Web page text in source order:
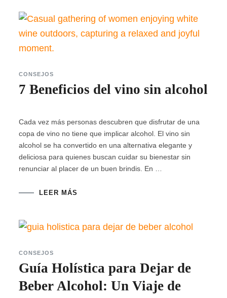
CONSEJOS
7 Beneficios del vino sin alcohol
Cada vez más personas descubren que disfrutar de una
copa de vino no tiene que implicar alcohol. El vino sin
alcohol se ha convertido en una alternativa elegante y
deliciosa para quienes buscan cuidar su bienestar sin
renunciar al placer de un buen brindis. En …
LEER MÁS
CONSEJOS
Guía Holística para Dejar de
Beber Alcohol: Un Viaje de